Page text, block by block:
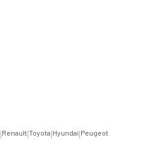
|Renault|Toyota|Hyundai|Peugeot